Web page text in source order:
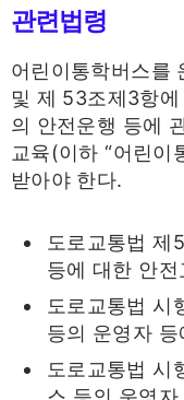
관련법령
어린이통학버스를
및 제 53조제3항
의 안전운행 등에
교육(이하 “어린이
받아야 한다.
도로교통법 제
등에 대한 안전
도로교통법 시
등의 운영자
도로교통법 시